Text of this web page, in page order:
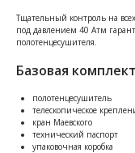
Тщательный контроль на
под давлением 40 Атм
полотенцесушителя.
Базовая
полотенцесушитель
телескопическое
кран Маевского
технический паспорт
упаковочная коробка